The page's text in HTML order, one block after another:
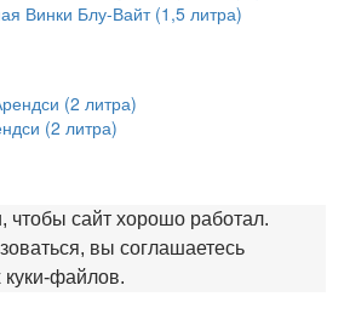
Винки Блу-Вайт (1,5 литра)
(2 литра)
чтобы сайт хорошо работал.
вы соглашаетесь